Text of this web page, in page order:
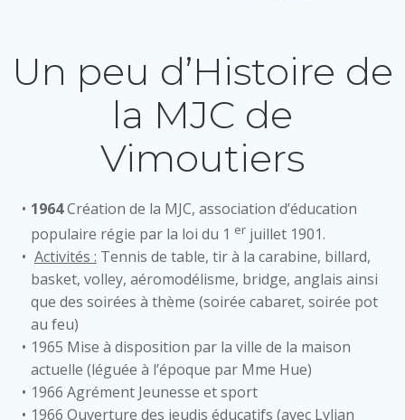
Un peu d’Histoire de
la MJC de
Vimoutiers
1964Création de la MJC, association d’éducation
populaire régie par la loi du 1 er juillet 1901.
Activités : Tennis de table, tir à la carabine, billard,
basket, volley, aéromodélisme, bridge, anglais ainsi
que des soirées à thème (soirée cabaret, soirée pot
au feu)
1965 Mise à disposition par la ville de la maison
actuelle (léguée à l’époque par Mme Hue)
1966 Agrément Jeunesse et sport
1966 Ouverture des jeudis éducatifs (avec Lylian